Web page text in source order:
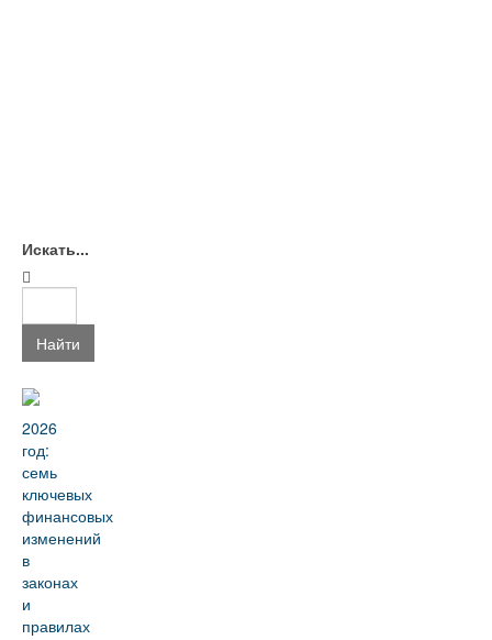
Искать...
Найти
2026
год:
семь
ключевых
финансовых
изменений
в
законах
и
правилах